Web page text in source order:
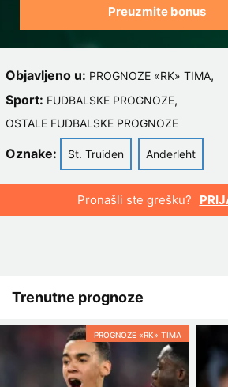
Preuzmite bonus
Objavljeno u: PROGNOZE «RK» TIMA,
Sport: FUDBALSKE PROGNOZE,
OSTALE FUDBALSKE PROGNOZE
Oznake: St. Truiden Anderleht
Pronašli ste grešku?
Trenutne prognoze
PROGNOZE «RK» TIMA